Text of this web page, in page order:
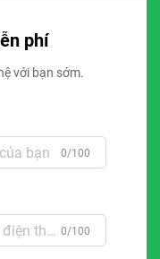
phí
với bạn sớm.
0/100
0/100